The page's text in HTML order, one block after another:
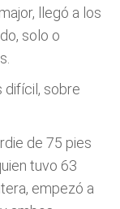
llegó a los
solo o
difícil, sobre
de 75 pies
tuvo 63
empezó a